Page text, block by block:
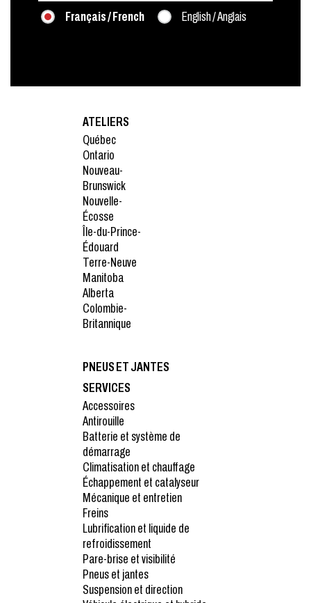
Français / French English / Anglais
ATELIERS
Québec
Ontario
Nouveau-
Brunswick
Nouvelle-
Écosse
Île-du-Prince-
Édouard
Terre-Neuve
Manitoba
Alberta
Colombie-
Britannique
PNEUS ET JANTES
SERVICES
Accessoires
Antirouille
Batterie et système de
démarrage
Climatisation et chauffage
Échappement et catalyseur
Mécanique et entretien
Freins
Lubrification et liquide de
refroidissement
Pare-brise et visibilité
Pneus et jantes
Suspension et direction